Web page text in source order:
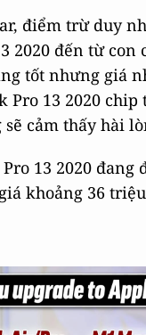
điểm trừ duy
2020 đến từ con
tốt nhưng giá
Pro 13 2020 chip
cảm thấy hài
13 2020 đang
khoảng 36